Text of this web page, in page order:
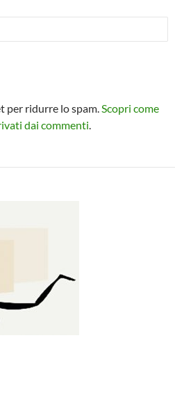
per ridurre lo spam. Scopri come
dai commenti